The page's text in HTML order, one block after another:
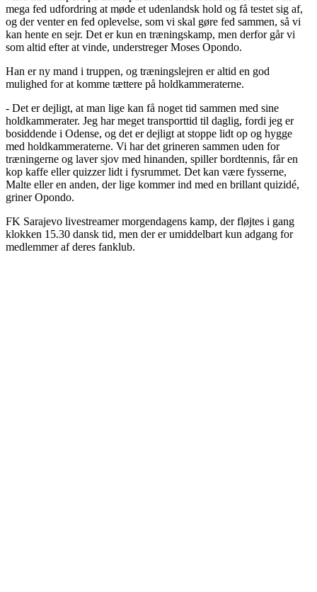
mega fed udfordring at møde et udenlandsk hold og få testet sig af,
og der venter en fed oplevelse, som vi skal gøre fed sammen, så vi
kan hente en sejr. Det er kun en træningskamp, men derfor går vi
som altid efter at vinde, understreger Moses Opondo.
Han er ny mand i truppen, og træningslejren er altid en god
mulighed for at komme tættere på holdkammeraterne.
- Det er dejligt, at man lige kan få noget tid sammen med sine
holdkammerater. Jeg har meget transporttid til daglig, fordi jeg er
bosiddende i Odense, og det er dejligt at stoppe lidt op og hygge
med holdkammeraterne. Vi har det grineren sammen uden for
træningerne og laver sjov med hinanden, spiller bordtennis, får en
kop kaffe eller quizzer lidt i fysrummet. Det kan være fysserne,
Malte eller en anden, der lige kommer ind med en brillant quizidé,
griner Opondo.
FK Sarajevo livestreamer morgendagens kamp, der fløjtes i gang
klokken 15.30 dansk tid, men der er umiddelbart kun adgang for
medlemmer af deres fanklub.